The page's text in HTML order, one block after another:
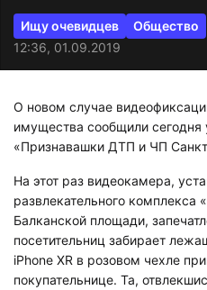
Ищу очевидцев
Общество
12:36, 01.09.2019
О новом случае
имущества сообщили сегодня
«Признавашки ДТП и ЧП
На этот раз видеокамера,
развлекательного комплекса
Балканской площади,
посетительниц забирает
iPhone XR в розовом чехле
покупательнице. Та,